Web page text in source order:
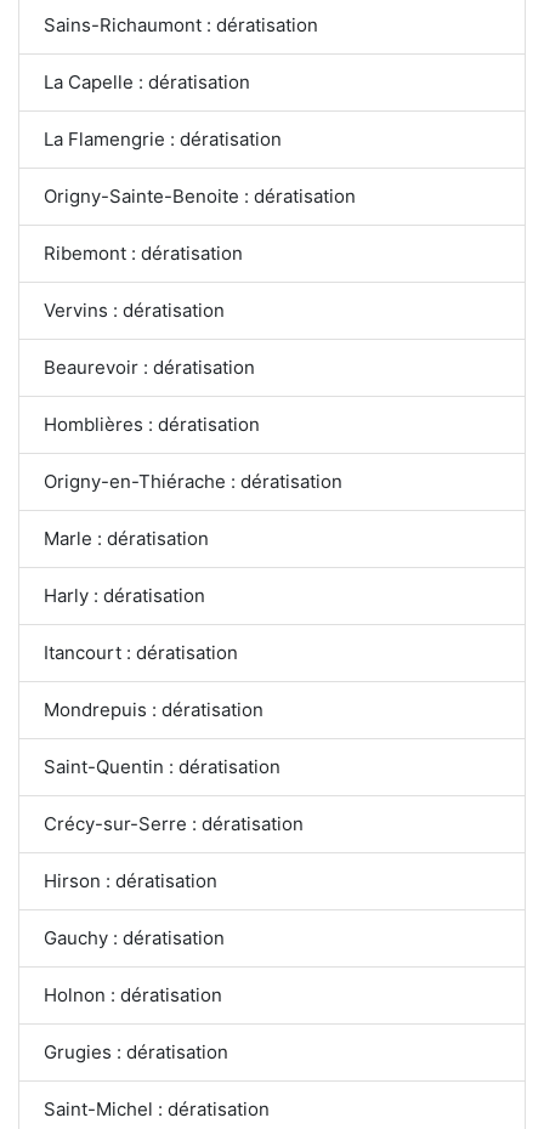
Sains-Richaumont : dératisation
La Capelle : dératisation
La Flamengrie : dératisation
Origny-Sainte-Benoite : dératisation
Ribemont : dératisation
Vervins : dératisation
Beaurevoir : dératisation
Homblières : dératisation
Origny-en-Thiérache : dératisation
Marle : dératisation
Harly : dératisation
Itancourt : dératisation
Mondrepuis : dératisation
Saint-Quentin : dératisation
Crécy-sur-Serre : dératisation
Hirson : dératisation
Gauchy : dératisation
Holnon : dératisation
Grugies : dératisation
Saint-Michel : dératisation